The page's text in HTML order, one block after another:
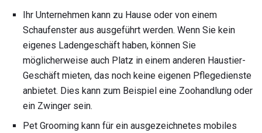
Ihr Unternehmen kann zu Hause oder von einem
Schaufenster aus ausgeführt werden. Wenn Sie kein
eigenes Ladengeschäft haben, können Sie
möglicherweise auch Platz in einem anderen Haustier-
Geschäft mieten, das noch keine eigenen Pflegedienste
anbietet. Dies kann zum Beispiel eine Zoohandlung oder
ein Zwinger sein.
Pet Grooming kann für ein ausgezeichnetes mobiles